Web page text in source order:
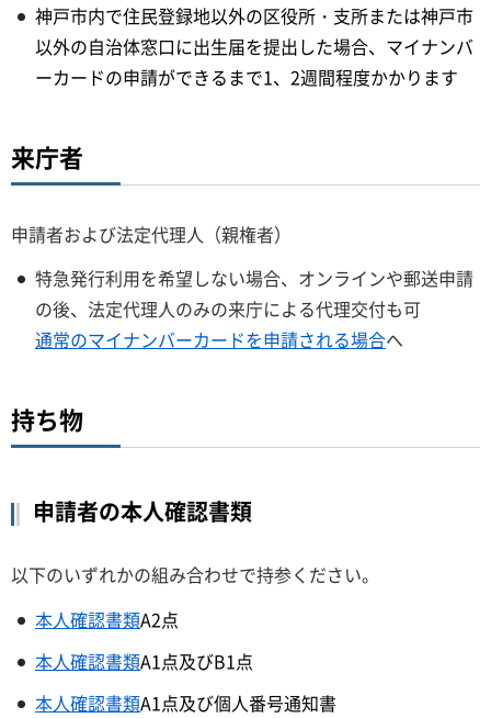
神戸市内で住民登録地以外の区役所・支所または神戸市
以外の自治体窓口に出生届を提出した場合、マイナンバ
ーカードの申請ができるまで1、2週間程度かかります
来庁者
申請者および法定代理人（親権者）
特急発行利用を希望しない場合、オンラインや郵送申請
の後、法定代理人のみの来庁による代理交付も可
通常のマイナンバーカードを申請される場合へ
持ち物
申請者の本人確認書類
以下のいずれかの組み合わせで持参ください。
本人確認書類A2点
本人確認書類A1点及びB1点
本人確認書類A1点及び個人番号通知書